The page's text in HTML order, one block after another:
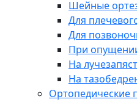
Шейные
Для
Для
При
На
На
Ортопедические